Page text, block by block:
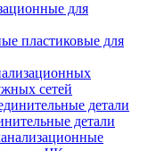
для
пластиковые для
сетей
детали